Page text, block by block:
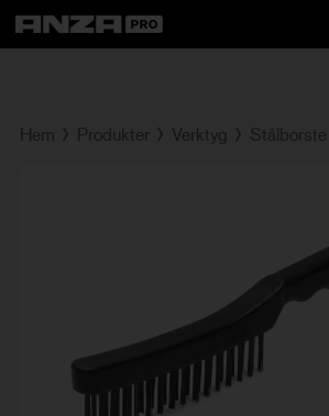
Hem Produkter Verktyg Stålborste